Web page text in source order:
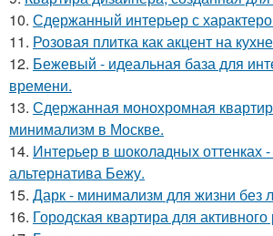
10. Сдержанный интерьер с
11. Розовая плитка как акцент на
12. Бежевый - идеальная база для
времени.
13. Сдержанная монохромная
минимализм в Москве.
14. Интерьер в шоколадных оттенках
альтернатива Бежу.
15. Дарк - минимализм для жизни без
16. Городская квартира для